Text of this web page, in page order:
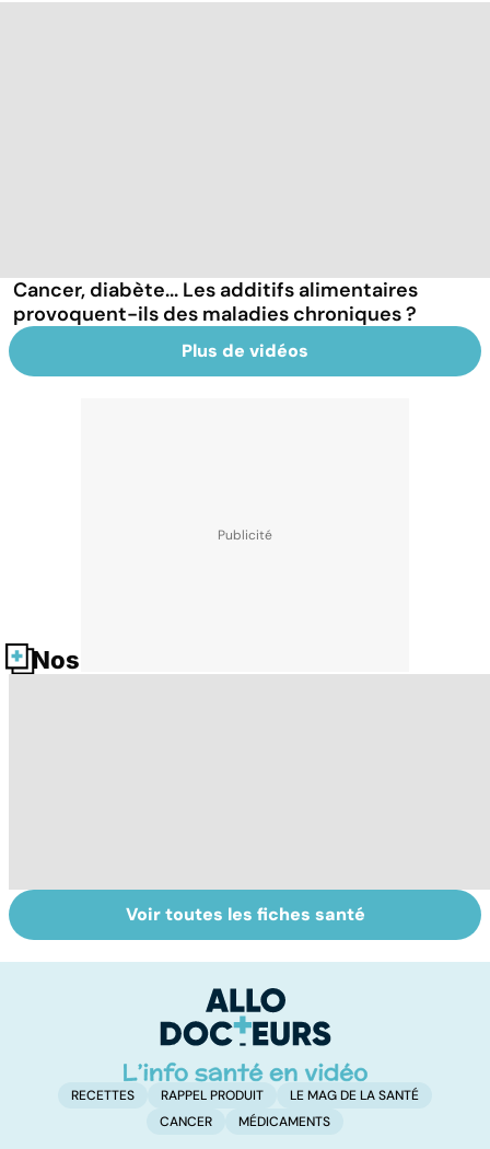
Cancer, diabète... Les additifs alimentaires
provoquent-ils des maladies chroniques ?
Plus de vidéos
Nos fiches santé
HPV : tout savoir
sur les
Gynéco : un suivi
pour la vie
Voir toutes les fiches santé
RECETTES RAPPEL PRODUIT
LE MAG DE LA SANTÉ
CANCER
MÉDICAMENTS